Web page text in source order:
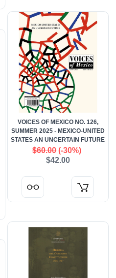
VOICES OF MEXICO NO. 126,
SUMMER 2025 - MEXICO-UNITED
STATES AN UNCERTAIN FUTURE
$60.00(-30%)
$42.00